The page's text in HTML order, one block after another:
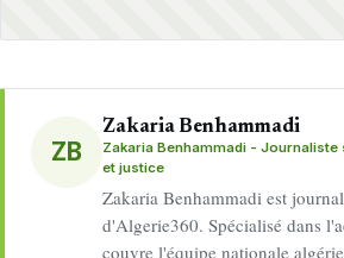
ZB
Zakaria Benhammadi
Zakaria Benhammadi -
et justice
Zakaria Benhammadi est
d'Algerie360. Spécialisé dans
couvre l'équipe nationale